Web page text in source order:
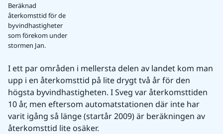
Beräknad
återkomsttid för de
byvindhastigheter
som förekom under
stormen Jan.
I ett par områden i mellersta delen av landet kom man
upp i en återkomsttid på lite drygt två år för den
högsta byvindhastigheten. I Sveg var återkomsttiden
10 år, men eftersom automatstationen där inte har
varit igång så länge (startår 2009) är beräkningen av
återkomsttid lite osäker.